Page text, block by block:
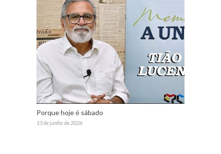
Porque hoje é sábado
13 de junho de 2026